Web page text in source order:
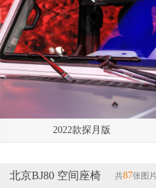
2022款探月版
北京BJ80 空间座椅 共87张图